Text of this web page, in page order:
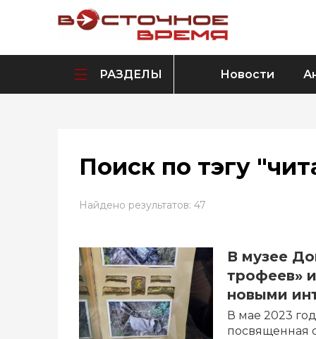
РАЗДЕЛЫ Новости
Поиск по тэгу
Найдено результатов: 47
В музее
трофеев»
новыми
В мае 2023
посвященная